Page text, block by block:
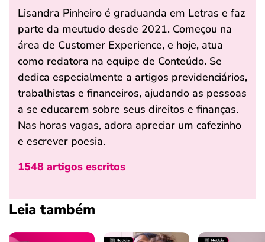
Lisandra Pinheiro é graduanda em Letras e faz
parte da meutudo desde 2021. Começou na
área de Customer Experience, e hoje, atua
como redatora na equipe de Conteúdo. Se
dedica especialmente a artigos previdenciários,
trabalhistas e financeiros, ajudando as pessoas
a se educarem sobre seus direitos e finanças.
Nas horas vagas, adora apreciar um cafezinho
e escrever poesia.
1548 artigos escritos
Leia também